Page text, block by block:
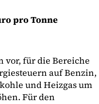
pro Tonne
vor, für die Bereiche
auf Benzin,
und Heizgas um
Für den